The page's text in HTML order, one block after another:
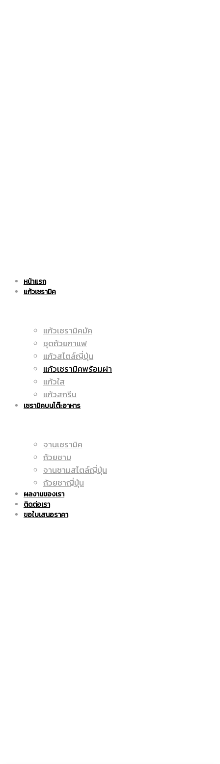
ราคา
|
แก้ว
มัค
เซรามิค
ราคา
|
หน้าแรก
แก้วเซรามิค
แก้วเซรามิคมัค
ชุดถ้วยกาแฟ
แก้วสไตล์ญี่ปุ่น
แก้วเซรามิคพร้อมฝา
แก้วใส
แก้วสกรีน
เซรามิคบนโต๊ะอาหาร
จานเซรามิค
ถ้วยชาม
จานชามสไตล์ญี่ปุ่น
ถ้วยชาญี่ปุ่น
ผลงานของเรา
ติดต่อเรา
ขอใบเสนอราคา